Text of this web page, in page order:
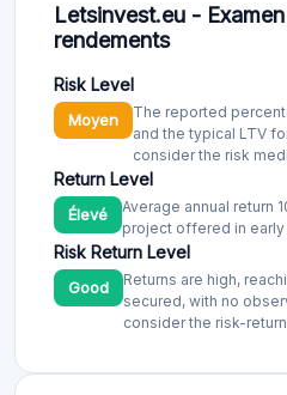
Letsinvest.eu -
rendements
Risk Level
Moyen
The reported
and the typical LTV
consider the risk
Return Level
Élevé
Average annual return
project offered in early
Risk Return Level
Good
Returns are high,
secured, with no
consider the risk-